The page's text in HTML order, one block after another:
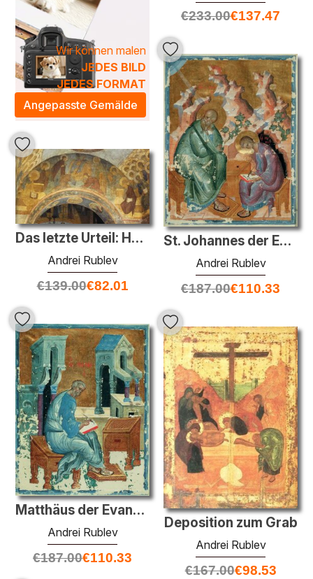
Wir können malen
JEDES BILD
JEDES FORMAT
Angepasste Gemälde
€233.00€137.47
St. Johannes der Evangelist
Andrei Rublev
€187.00€110.33
Das letzte Urteil: Hetoimasia, Mutter Gottes, Johannes der Täufe
Andrei Rublev
€139.00€82.01
Matthäus der Evangelist
Andrei Rublev
€187.00€110.33
Deposition zum Grab
Andrei Rublev
€167.00€98.53